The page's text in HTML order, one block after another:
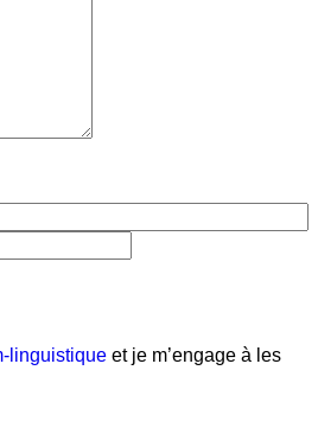
linguistique et je m’engage à les